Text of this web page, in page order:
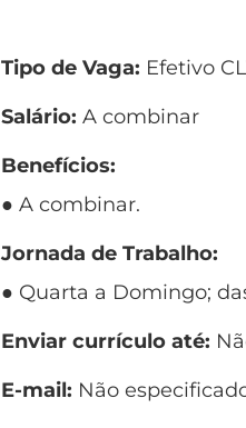
Tipo de Vaga: Efetivo
Salário: A combinar
Benefícios:
● A combinar.
Jornada de Trabalho:
● Quarta a Domingo;
Enviar currículo até:
E-mail: Não